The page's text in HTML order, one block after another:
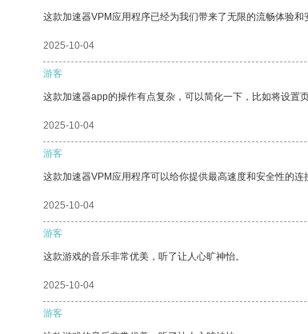
这款加速器VPM应用程序已经为我们带来了无限的流畅体验和
2025-10-04
游客
这款加速器app的操作有点复杂，可以简化一下，比如将设置页
2025-10-04
游客
这款加速器VPM应用程序可以给你提供最高速度和安全性的连
2025-10-04
游客
这款游戏的音乐非常优美，听了让人心旷神怡。
2025-10-04
游客